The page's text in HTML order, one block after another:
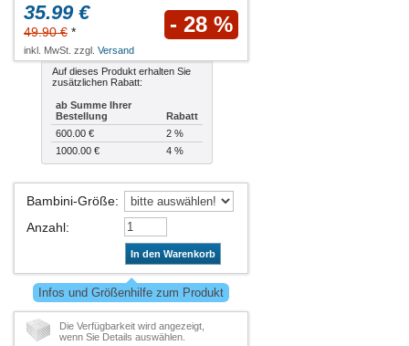
35.99 €
49.90 € * - 28 %
inkl. MwSt. zzgl. Versand
Auf dieses Produkt erhalten Sie
zusätzlichen Rabatt:
ab Summe Ihrer
Bestellung
Rabatt
600.00 €
2 %
1000.00 €
4 %
Bambini-Größe:
Anzahl:
In den Warenkorb
Infos und Größenhilfe zum Produkt
Die Verfügbarkeit wird angezeigt,
wenn Sie Details auswählen.